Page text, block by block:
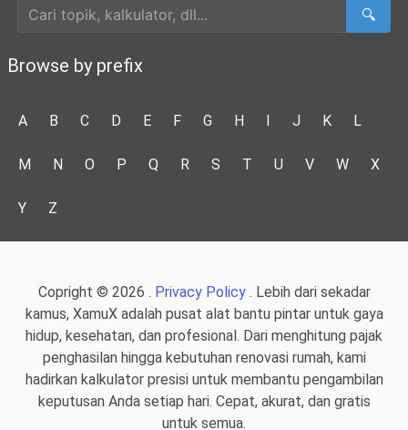
🔍
Browse by prefix
A B C D E F G H I J K L
M N O P Q R S T U V W X
Y Z
Copright © 2026 . Privacy Policy. Lebih dari sekadar
kamus, XamuX adalah pusat alat bantu pintar untuk gaya
hidup, kesehatan, dan profesional. Dari menghitung pajak
penghasilan hingga kebutuhan renovasi rumah, kami
hadirkan kalkulator presisi untuk membantu pengambilan
keputusan Anda setiap hari. Cepat, akurat, dan gratis
untuk semua.